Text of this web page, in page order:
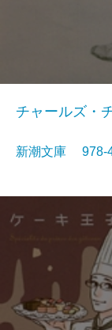
チャールズ・
新潮文庫 978-